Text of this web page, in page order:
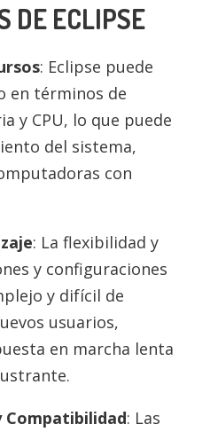
DE ECLIPSE
: Eclipse puede
en términos de
y CPU, lo que puede
del sistema,
con
: La flexibilidad y
y configuraciones
y difícil de
usuarios,
en marcha lenta
Compatibilidad: Las